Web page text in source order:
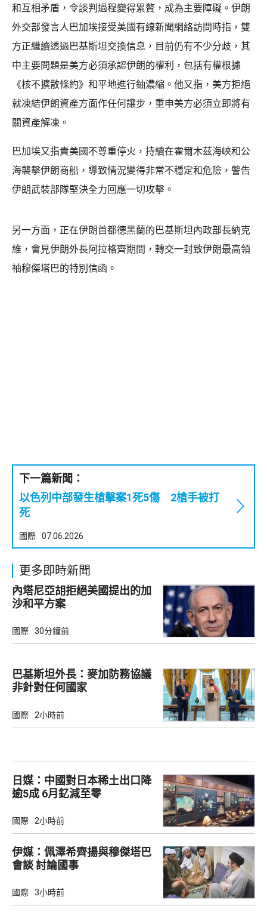
和互相矛盾，令談判過程變得累贅，成為主要障礙。伊朗
外交部發言人巴加埃接受美國有線新聞網絡訪問時指，雙
方正繼續透過巴基斯坦交換信息，目前仍有不少分歧，其
中主要問題是美方必須承認伊朗的權利，包括有權根據
《核不擴散條約》和平地進行鈾濃縮。他又指，美方拒絕
就凍結伊朗資產方面作任何讓步，重申美方必須立即將有
關資產解凍。
巴加埃又指責美國不尊重停火，持續在霍爾木茲海峽和公
海襲擊伊朗商船，導致情況變得非常不穩定和危險，警告
伊朗武裝部隊堅決全力回應一切攻擊。
另一方面，正在伊朗首都德黑蘭的巴基斯坦內政部長納克
維，會見伊朗外長阿拉格齊期間，轉交一封致伊朗最高領
袖穆傑塔巴的特別信函。
下一篇新聞：
以色列中部發生槍擊案1死5傷 2槍手被打
死
國際 07.06.2026
更多即時新聞
內塔尼亞胡拒絕美國提出的加
沙和平方案
國際 30分鐘前
巴基斯坦外長：麥加防務協議
非針對任何國家
國際 2小時前
日媒：中國對日本稀土出口降
逾5成 6月釔減至零
國際 2小時前
伊媒：佩澤希齊揚與穆傑塔巴
會談 討論國事
國際 3小時前